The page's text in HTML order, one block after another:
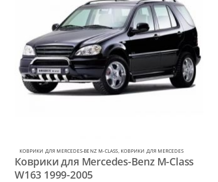
КОВРИКИ ДЛЯ MERCEDES-BENZ M-CLASS, КОВРИКИ ДЛЯ MERCEDES
Коврики для Mercedes-Benz M-Class
W163 1999-2005